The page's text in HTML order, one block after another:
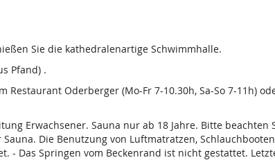
Sie die kathedralenartige Schwimmhalle.
Pfand) .
Oderberger (Mo-Fr 7-10.30h, Sa-So 7-11h)
Erwachsener. Sauna nur ab 18 Jahre. Bitte beachten
Die Benutzung von Luftmatratzen,
Das Springen vom Beckenrand ist nicht gestattet.